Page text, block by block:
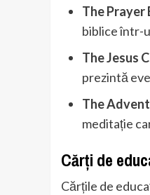
The Prayer
biblice într-
The Jesus
prezintă
The
meditație
Cărți de
Cărțile de